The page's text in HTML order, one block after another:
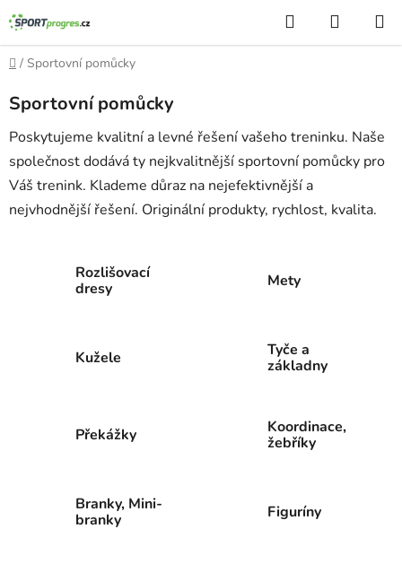
Přejít
na
obsah
Hledat
KOŠÍK
Domů
/ Sportovní pomůcky
Sportovní pomůcky
Poskytujeme kvalitní a levné řešení vašeho treninku. Naše
společnost dodává ty nejkvalitnější sportovní pomůcky pro
Váš trenink. Klademe důraz na nejefektivnější a
nejvhodnější řešení. Originální produkty, rychlost, kvalita.
Rozlišovací
dresy
Mety
Kužele
Tyče a
základny
Překážky
Koordinace,
žebříky
Branky, Mini-
branky
Figuríny